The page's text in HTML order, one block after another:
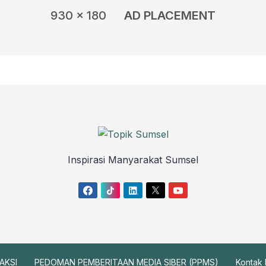
930 x 180 AD PLACEMENT
Inspirasi Manyarakat Sumsel
PEDOMAN PEMBERITAAN MEDIA SIBER (PPMS) Kontak